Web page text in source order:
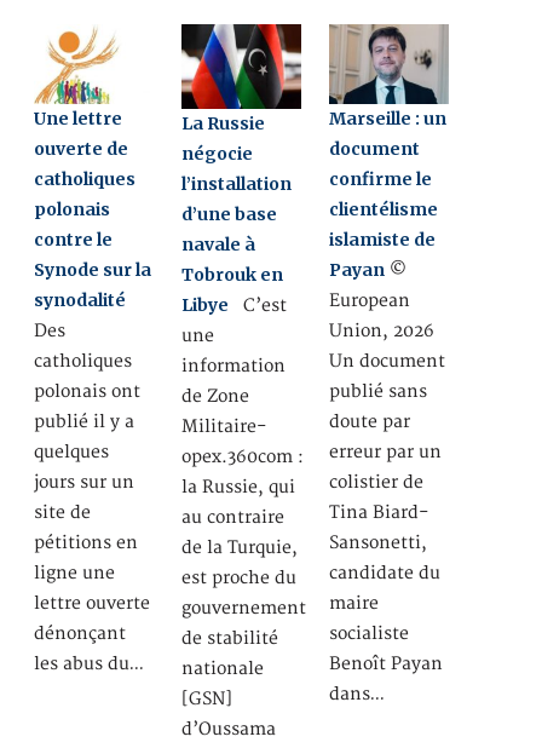
Une lettre
ouverte de
catholiques
polonais
contre le
Synode sur la
synodalité
Des
catholiques
polonais ont
publié il y a
quelques
jours sur un
site de
pétitions en
ligne une
lettre ouverte
dénonçant
les abus du…
La Russie
négocie
l’installation
d’une base
navale à
Tobrouk en
Libye C’est
une
information
de Zone
Militaire-
opex.360com :
la Russie, qui
au contraire
de la Turquie,
est proche du
gouvernement
de stabilité
nationale
[GSN]
d’Oussama
Marseille : un
document
confirme le
clientélisme
islamiste de
Payan ©
European
Union, 2026
Un document
publié sans
doute par
erreur par un
colistier de
Tina Biard-
Sansonetti,
candidate du
maire
socialiste
Benoît Payan
dans…